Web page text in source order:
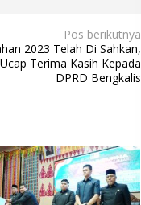
Pos berikutnya
2023 Telah Di Sahkan,
Terima Kasih Kepada
DPRD Bengkalis